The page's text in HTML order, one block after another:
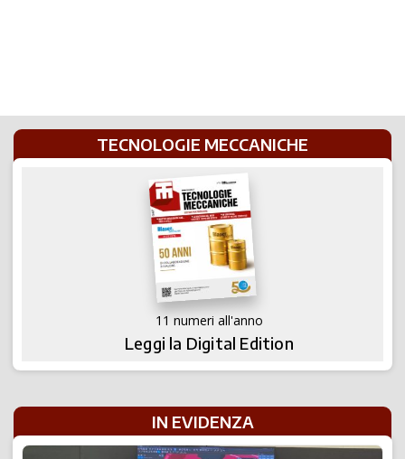
TECNOLOGIE MECCANICHE
11 numeri all'anno
Leggi la Digital Edition
IN EVIDENZA